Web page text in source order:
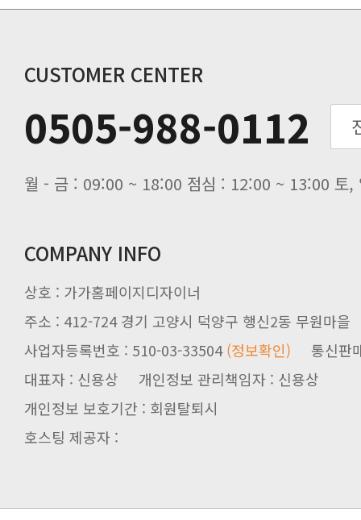
CUSTOMER CENTER
0505-988-0112
월 - 금 : 09:00 ~ 18:00 점심 : 12:00 ~ 13:00 토,
COMPANY INFO
상호 : 가가홈페이지디자이너
주소 : 412-724 경기 고양시 덕양구 행신2동 무원마을
사업자등록번호 : 510-03-33504(정보확인) 통신판
대표자 : 신용상 개인정보 관리책임자 : 신용상
개인정보 보호기간 : 회원탈퇴시
호스팅 제공자 :